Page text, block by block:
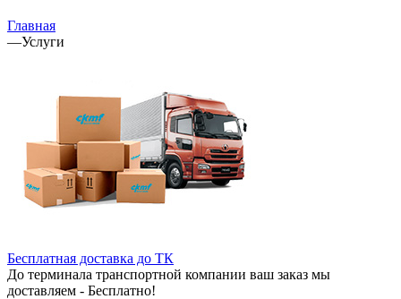
Главная
—Услуги
Бесплатная доставка до ТК
До терминала транспортной компании ваш заказ мы
доставляем - Бесплатно!